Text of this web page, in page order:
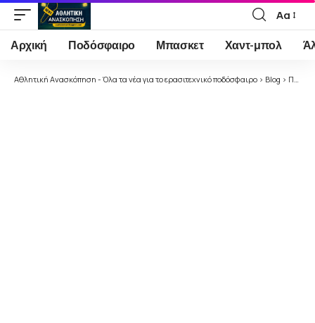
Font
Resizer
Αα
Αρχική Ποδόσφαιρο Μπασκετ Χαντ-μπολ
Αθλητική Ανασκόπηση - Όλα τα νέα για το ερασιτεχνικό ποδόσφαιρο > Blog > Ποδόσφαιρο